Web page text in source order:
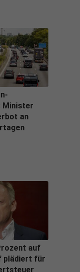
Minister
an
auf
plädiert für